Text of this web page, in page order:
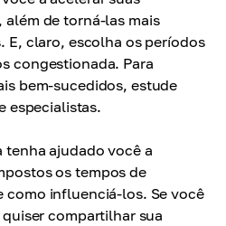
além de torná-las mais
E, claro, escolha os períodos
congestionada. Para
bem-sucedidos, estude
especialistas.
tenha ajudado você a
os tempos de
como influenciá-los. Se você
compartilhar sua